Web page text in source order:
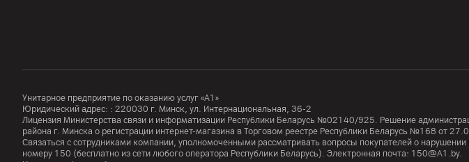
Страна производитель
Унитарное предприятие по оказанию услуг «А1»
Юридический адрес: : 220030 г. Минск, ул. Интернациональная, 36-2
Лицензия Министерства связи и информатизации Республики Беларусь №02140/925. Решение
района г. Минска о регистрации интернет-магазина в Торговом реестре Республики Беларусь №168 от
Связаться с сотрудниками компании, уполномоченными рассматривать вопросы покупателей о
номеру 150 (бесплатно из сети любого оператора Республики Беларусь). Электронная почта: 150@A1.by.